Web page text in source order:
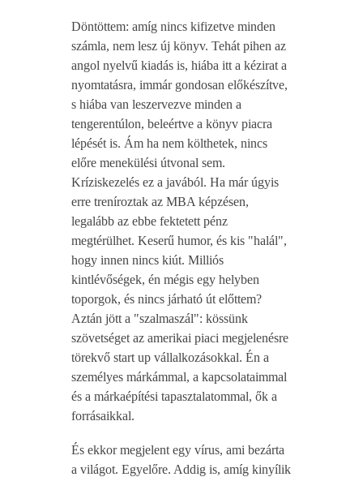
Döntöttem: amíg nincs kifizetve minden
számla, nem lesz új könyv. Tehát pihen az
angol nyelvű kiadás is, hiába itt a kézirat a
nyomtatásra, immár gondosan előkészítve,
s hiába van leszervezve minden a
tengerentúlon, beleértve a könyv piacra
lépését is. Ám ha nem költhetek, nincs
előre menekülési útvonal sem.
Kríziskezelés ez a javából. Ha már úgyis
erre treníroztak az MBA képzésen,
legalább az ebbe fektetett pénz
megtérülhet. Keserű humor, és kis "halál",
hogy innen nincs kiút. Milliós
kintlévőségek, én mégis egy helyben
toporgok, és nincs járható út előttem?
Aztán jött a "szalmaszál": kössünk
szövetséget az amerikai piaci megjelenésre
törekvő start up vállalkozásokkal. Én a
személyes márkámmal, a kapcsolataimmal
és a márkaépítési tapasztalatommal, ők a
forrásaikkal.
És ekkor megjelent egy vírus, ami bezárta
a világot. Egyelőre. Addig is, amíg kinyílik